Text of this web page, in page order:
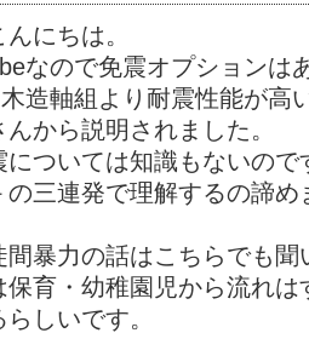
にちは。
なので免震オプションは
造軸組より耐震性能が高
から説明されました。
については知識もないの
三連発で理解するの諦め
間暴力の話はこちらでも聞
保育・幼稚園児から流れ
しいです。